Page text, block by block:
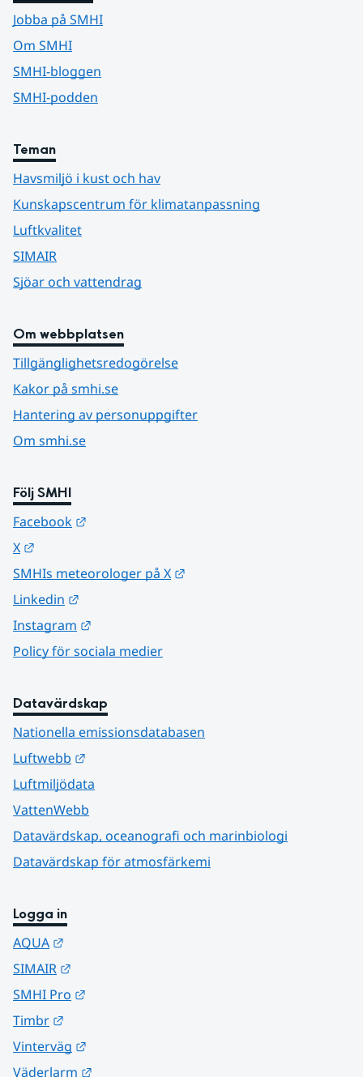
Jobba på SMHI
Om SMHI
SMHI-bloggen
SMHI-podden
Teman
Havsmiljö i kust och hav
Kunskapscentrum för klimatanpassning
Luftkvalitet
SIMAIR
Sjöar och vattendrag
Om webbplatsen
Tillgänglighetsredogörelse
Kakor på smhi.se
Hantering av personuppgifter
Om smhi.se
Följ SMHI
Facebook
X
SMHIs meteorologer på X
Linkedin
Instagram
Policy för sociala medier
Datavärdskap
Nationella emissionsdatabasen
Luftwebb
Luftmiljödata
VattenWebb
Datavärdskap, oceanografi och marinbiologi
Datavärdskap för atmosfärkemi
Logga in
AQUA
SIMAIR
SMHI Pro
Timbr
Vinterväg
Väderlarm